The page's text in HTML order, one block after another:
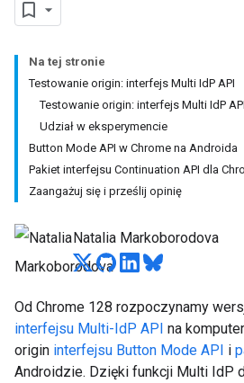
Na tej stronie
Testowanie origin: interfejs Multi IdP API
Testowanie origin: interfejs Multi IdP API
Udział w eksperymencie
Button Mode API w Chrome na Androida
Pakiet interfejsu Continuation API dla
Zaangażuj się i prześlij opinię
Natalia Markoborodova
Od Chrome 128 rozpoczynamy
interfejsu Multi-IdP API na
origin interfejsu Button Mode API i
Androidzie. Dzięki funkcji Multi IdP